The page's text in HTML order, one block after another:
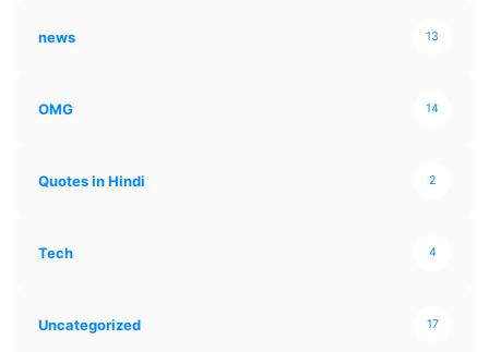
news 13
OMG 14
Quotes in Hindi 2
Tech 4
Uncategorized 17